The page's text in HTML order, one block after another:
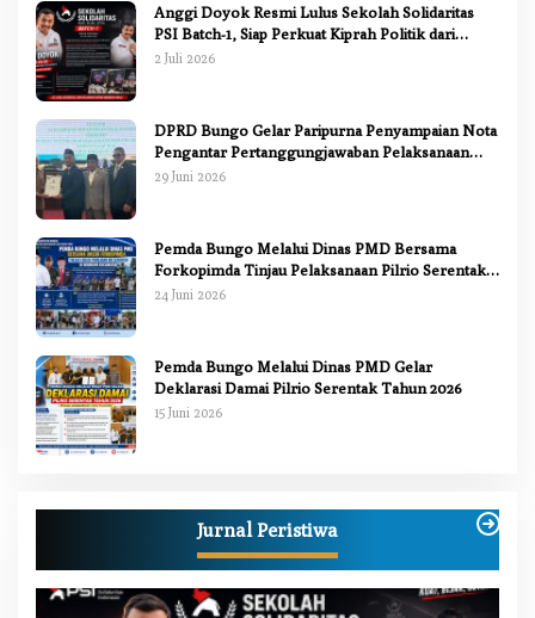
Anggi Doyok Resmi Lulus Sekolah Solidaritas
PSI Batch-1, Siap Perkuat Kiprah Politik dari
Daerah
2 Juli 2026
DPRD Bungo Gelar Paripurna Penyampaian Nota
Pengantar Pertanggungjawaban Pelaksanaan
APBD 2025
29 Juni 2026
Pemda Bungo Melalui Dinas PMD Bersama
Forkopimda Tinjau Pelaksanaan Pilrio Serentak
2026
24 Juni 2026
Pemda Bungo Melalui Dinas PMD Gelar
Deklarasi Damai Pilrio Serentak Tahun 2026
15 Juni 2026
Jurnal Peristiwa